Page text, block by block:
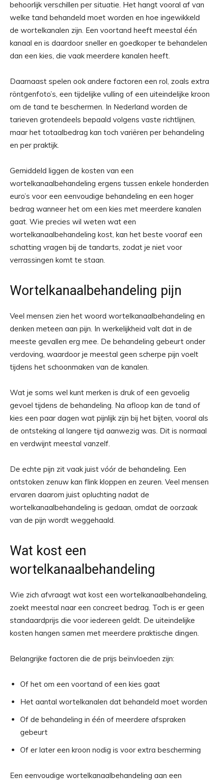
behoorlijk verschillen per situatie. Het hangt vooral af van
welke tand behandeld moet worden en hoe ingewikkeld
de wortelkanalen zijn. Een voortand heeft meestal één
kanaal en is daardoor sneller en goedkoper te behandelen
dan een kies, die vaak meerdere kanalen heeft.
Daarnaast spelen ook andere factoren een rol, zoals extra
röntgenfoto’s, een tijdelijke vulling of een uiteindelijke kroon
om de tand te beschermen. In Nederland worden de
tarieven grotendeels bepaald volgens vaste richtlijnen,
maar het totaalbedrag kan toch variëren per behandeling
en per praktijk.
Gemiddeld liggen de kosten van een
wortelkanaalbehandeling ergens tussen enkele honderden
euro’s voor een eenvoudige behandeling en een hoger
bedrag wanneer het om een kies met meerdere kanalen
gaat. Wie precies wil weten wat een
wortelkanaalbehandeling kost, kan het beste vooraf een
schatting vragen bij de tandarts, zodat je niet voor
verrassingen komt te staan.
Wortelkanaalbehandeling pijn
Veel mensen zien het woord wortelkanaalbehandeling en
denken meteen aan pijn. In werkelijkheid valt dat in de
meeste gevallen erg mee. De behandeling gebeurt onder
verdoving, waardoor je meestal geen scherpe pijn voelt
tijdens het schoonmaken van de kanalen.
Wat je soms wel kunt merken is druk of een gevoelig
gevoel tijdens de behandeling. Na afloop kan de tand of
kies een paar dagen wat pijnlijk zijn bij het bijten, vooral als
de ontsteking al langere tijd aanwezig was. Dit is normaal
en verdwijnt meestal vanzelf.
De echte pijn zit vaak juist vóór de behandeling. Een
ontstoken zenuw kan flink kloppen en zeuren. Veel mensen
ervaren daarom juist opluchting nadat de
wortelkanaalbehandeling is gedaan, omdat de oorzaak
van de pijn wordt weggehaald.
Wat kost een
wortelkanaalbehandeling
Wie zich afvraagt wat kost een wortelkanaalbehandeling,
zoekt meestal naar een concreet bedrag. Toch is er geen
standaardprijs die voor iedereen geldt. De uiteindelijke
kosten hangen samen met meerdere praktische dingen.
Belangrijke factoren die de prijs beïnvloeden zijn:
Of het om een voortand of een kies gaat
Het aantal wortelkanalen dat behandeld moet worden
Of de behandeling in één of meerdere afspraken
gebeurt
Of er later een kroon nodig is voor extra bescherming
Een eenvoudige wortelkanaalbehandeling aan een